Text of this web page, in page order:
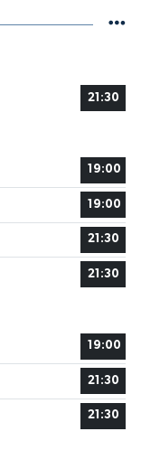
21:30
19:00
19:00
21:30
21:30
19:00
21:30
21:30